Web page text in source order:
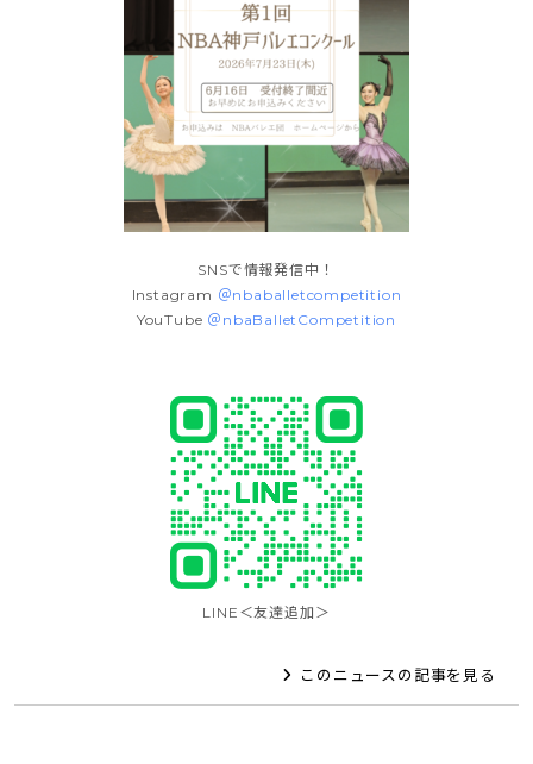
SNSで情報発信中！
Instagram ＠nbaballetcompetition
YouTube ＠nbaBalletCompetition
LINE＜友達追加＞
このニュースの記事を見る